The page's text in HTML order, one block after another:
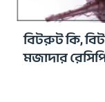
বিটরুট কি,
মজাদার